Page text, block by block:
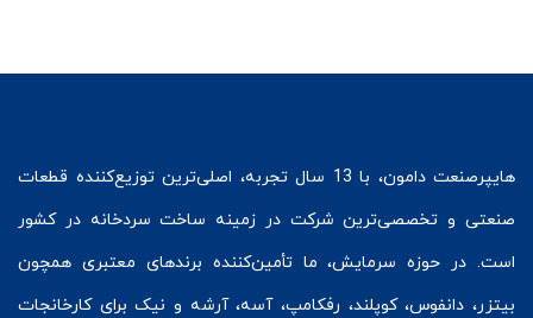
هایپرصنعت
دامون، با 13 سال تجربه، اصلی‌ترین توزیع‌کننده قطعات
صنعتی و تخصصی‌ترین شرکت در زمینه ساخت سردخانه در کشور
است. در حوزه سرمایش، ما تأمین‌کننده برندهای معتبری همچون
بیتزر، دانفوس،کوپلند، رفکامپ، آسه، آرشه و نیک برای کارخانجات